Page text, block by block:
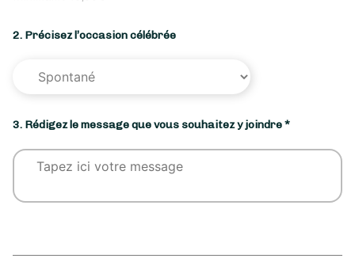
2. Précisez l’occasion célébrée
3. Rédigez le message que vous souhaitez y joindre *